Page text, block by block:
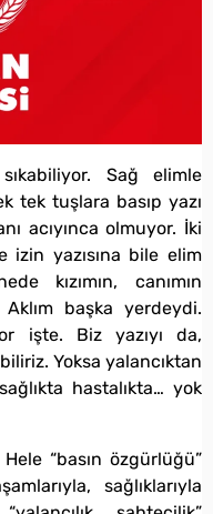
Sağ elimle
tek tuşlara basıp yazı
acıyınca olmuyor. İki
izin yazısına bile elim
kızımın, canımın
Aklım başka yerdeydi.
işte. Biz yazıyı da,
Yoksa yalancıktan
hastalıkta… yok
“basın özgürlüğü”
sağlıklarıyla